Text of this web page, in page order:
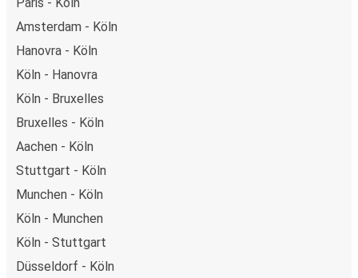
Amsterdam - Köln
Hanovra - Köln
Köln - Hanovra
Köln - Bruxelles
Bruxelles - Köln
Aachen - Köln
Stuttgart - Köln
Munchen - Köln
Köln - Munchen
Köln - Stuttgart
Düsseldorf - Köln